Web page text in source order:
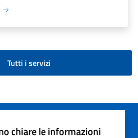
Tutti i servizi
chiare le informazioni